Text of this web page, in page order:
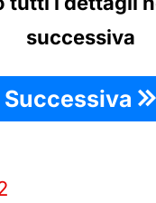
successiva
Successiva